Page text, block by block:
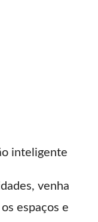
inteligente
venha
espaços e